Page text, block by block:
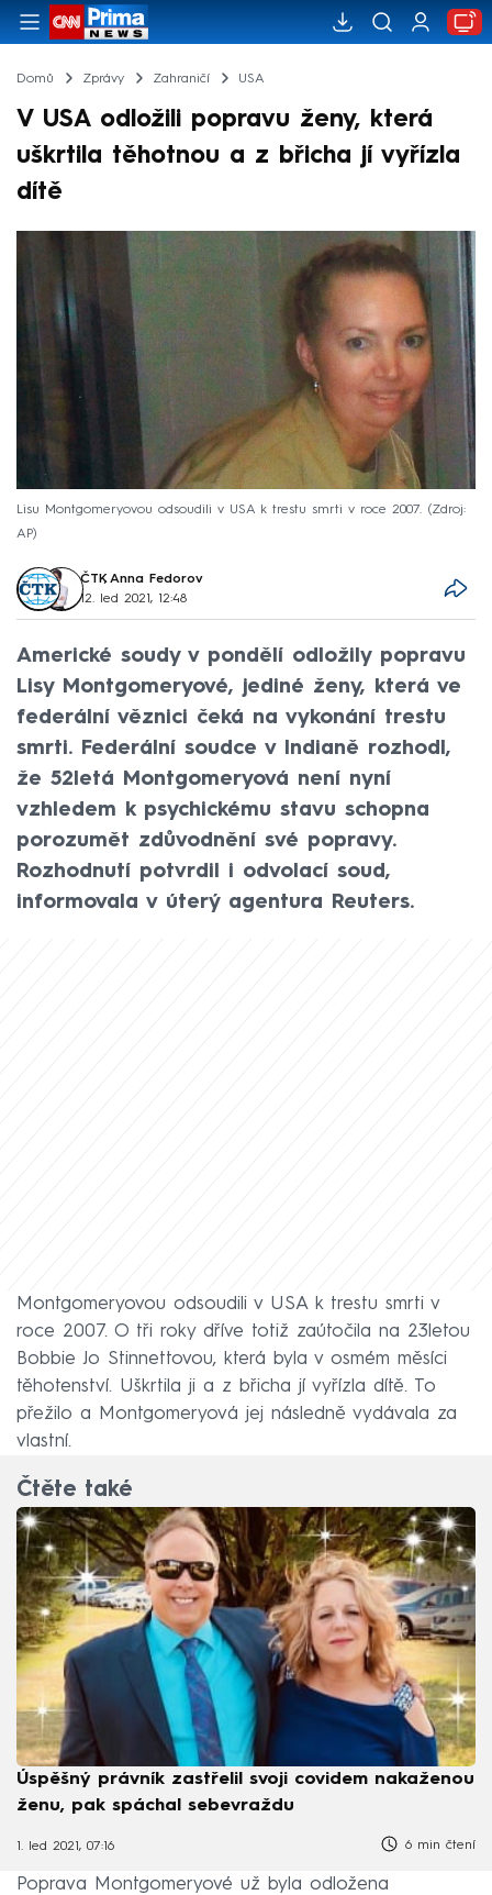
Domů Zprávy Zahraničí USA
V USA odložili popravu ženy, která
uškrtila těhotnou a z břicha jí vyřízla
dítě
Lisu Montgomeryovou odsoudili v USA k trestu smrti v roce 2007.
Zdroj:
AP
ČTK, Anna Fedorov
12. led 2021, 12:48
Americké soudy v pondělí odložily popravu
Lisy Montgomeryové, jediné ženy, která ve
federální věznici čeká na vykonání trestu
smrti. Federální soudce v Indianě rozhodl,
že 52letá Montgomeryová není nyní
vzhledem k psychickému stavu schopna
porozumět zdůvodnění své popravy.
Rozhodnutí potvrdil i odvolací soud,
informovala v úterý agentura Reuters.
Montgomeryovou odsoudili v USA k trestu smrti v
roce 2007. O tři roky dříve totiž zaútočila na 23letou
Bobbie Jo Stinnettovou, která byla v osmém měsíci
těhotenství. Uškrtila ji a z břicha jí vyřízla dítě. To
přežilo a Montgomeryová jej následně vydávala za
vlastní.
Čtěte také
Úspěšný právník zastřelil svoji covidem nakaženou
ženu, pak spáchal sebevraždu
1. led 2021, 07:16 6 min čtení
Poprava Montgomeryové už byla odložena